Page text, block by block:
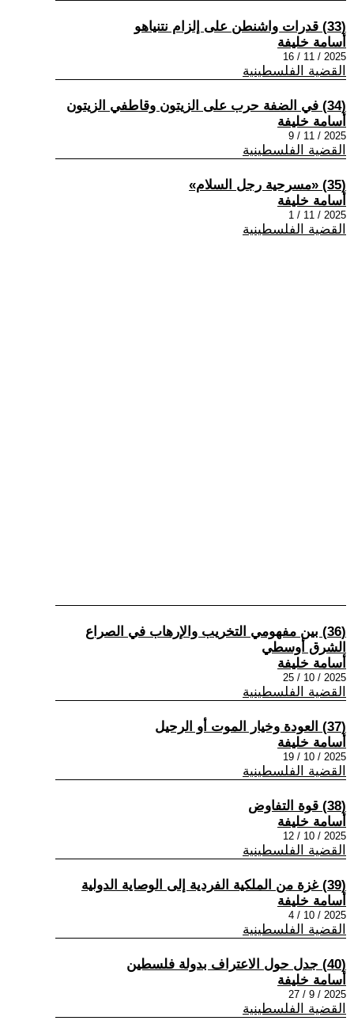
(33) قدرات واشنطن على إلزام نتنياهو
أسامة خليفة
2025 / 11 / 16
القضية الفلسطينية
(34) في الضفة حرب على الزيتون وقاطفي الزيتون
أسامة خليفة
2025 / 11 / 9
القضية الفلسطينية
(35) «مسرحية رجل السلام»
أسامة خليفة
2025 / 11 / 1
القضية الفلسطينية
(36) بين مفهومي التخريب والإرهاب في الصراع
الشرق أوسطي
أسامة خليفة
2025 / 10 / 25
القضية الفلسطينية
(37) العودة وخيار الموت أو الرحيل
أسامة خليفة
2025 / 10 / 19
القضية الفلسطينية
(38) قوة التفاوض
أسامة خليفة
2025 / 10 / 12
القضية الفلسطينية
(39) غزة من الملكية الفردية إلى الوصاية الدولية
أسامة خليفة
2025 / 10 / 4
القضية الفلسطينية
(40) جدل حول الاعتراف بدولة فلسطين
أسامة خليفة
2025 / 9 / 27
القضية الفلسطينية